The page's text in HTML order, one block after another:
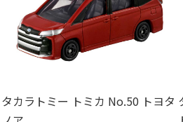
タカラトミー トミカ No.50 トヨタ